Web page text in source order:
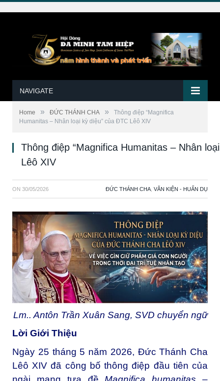
NAVIGATE
Home » ĐỨC THÁNH CHA »
Thông điệp “Magnifica
Humanitas – Nhân loại kỳ diệu” của ĐTC Lêô XIV
Thông điệp “Magnifica Humanitas – Nhân
Lêô XIV
ON 30/05/2026 ĐỨC THÁNH CHA VĂN KIỆN - HUẤN DỤ
Lm.. Antôn Trần Xuân Sang, SVD chuyển ngữ
Lời Giới Thiệu
Ngày 25 tháng 5 năm 2026, Đức Thánh Cha
Lêô XIV đã công bố thông điệp đầu tiên của